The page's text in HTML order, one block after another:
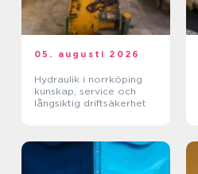
05. augusti 2026
Hydraulik i norrköping
kunskap, service och
långsiktig driftsäkerhet